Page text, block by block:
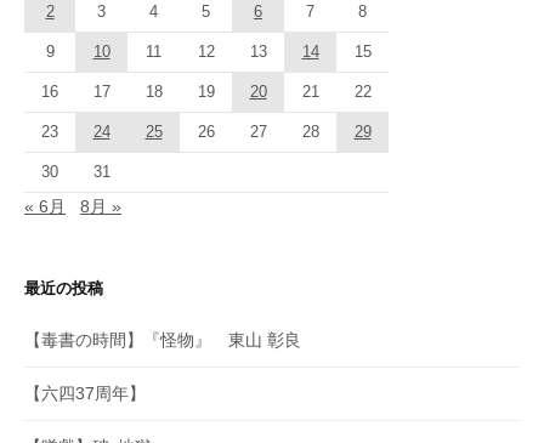
2 3 4 5 6 7 8
9 10 11 12 13 14 15
16 17 18 19 20 21 22
23 24 25 26 27 28 29
30 31
« 6月 8月 »
最近の投稿
【毒書の時間】『怪物』 東山 彰良
【六四37周年】